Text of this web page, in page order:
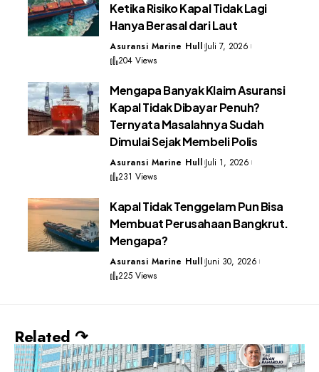
Ketika Risiko Kapal Tidak Lagi
Hanya Berasal dari Laut
Asuransi Marine Hull Juli 7, 2026
204 Views
Mengapa Banyak Klaim Asuransi
Kapal Tidak Dibayar Penuh?
Ternyata Masalahnya Sudah
Dimulai Sejak Membeli Polis
Asuransi Marine Hull Juli 1, 2026
231 Views
Kapal Tidak Tenggelam Pun Bisa
Membuat Perusahaan Bangkrut.
Mengapa?
Asuransi Marine Hull Juni 30, 2026
225 Views
Related ↷